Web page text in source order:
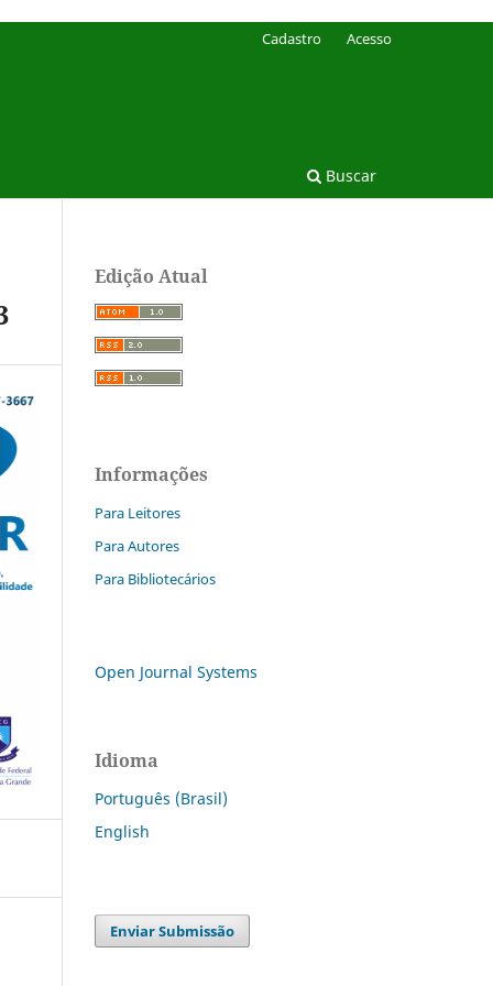
Buscar
Cadastro Acesso
Edição Atual
Informações
Para Leitores
Para Autores
Para Bibliotecários
Open Journal Systems
Idioma
Português (Brasil)
English
Enviar Submissão